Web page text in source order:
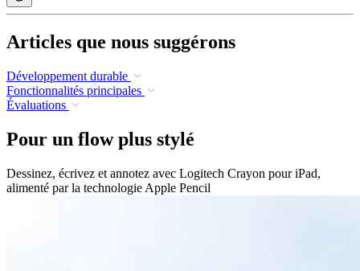
Articles que nous suggérons
Développement durable
Fonctionnalités principales
Évaluations
Pour un flow plus stylé
Dessinez, écrivez et annotez avec Logitech Crayon pour iPad,
alimenté par la technologie Apple Pencil